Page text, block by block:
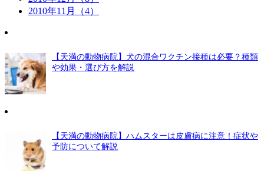
2010年11月（4）
【天満の動物病院】犬の混合ワクチン接種は必要？種類
や効果・選び方を解説
【天満の動物病院】ハムスターは皮膚病に注意！症状や
予防について解説